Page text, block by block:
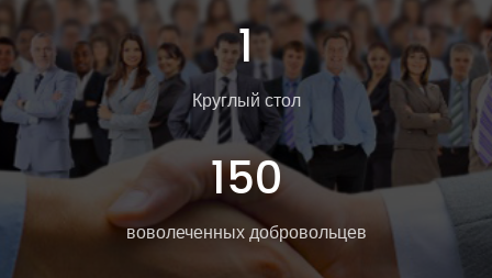
1
Круглый стол
150
воволеченных добровольцев